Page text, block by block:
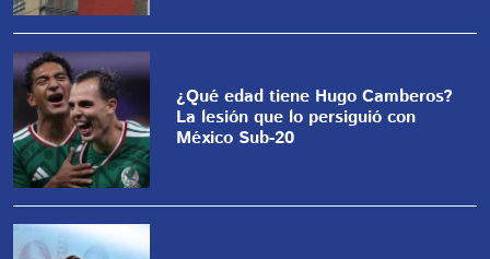
¿Qué edad tiene Hugo Camberos?
La lesión que lo persiguió con
México Sub-20